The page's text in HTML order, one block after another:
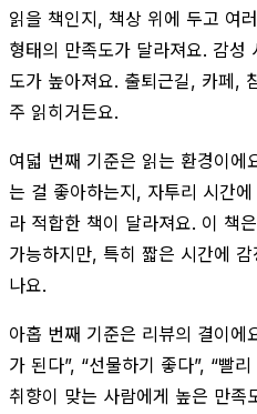
읽을 책인지, 책상 위에 두고 여
형태의 만족도가 달라져요. 감성
도가 높아져요. 출퇴근길, 카페,
주 읽히거든요.
여덟 번째 기준은 읽는 환경이에
는 걸 좋아하는지, 자투리 시간
라 적합한 책이 달라져요. 이 책
가능하지만, 특히 짧은 시간에
나요.
아홉 번째 기준은 리뷰의 결이에
가 된다”, “선물하기 좋다”, “빨
취향이 맞는 사람에게 높은 만족